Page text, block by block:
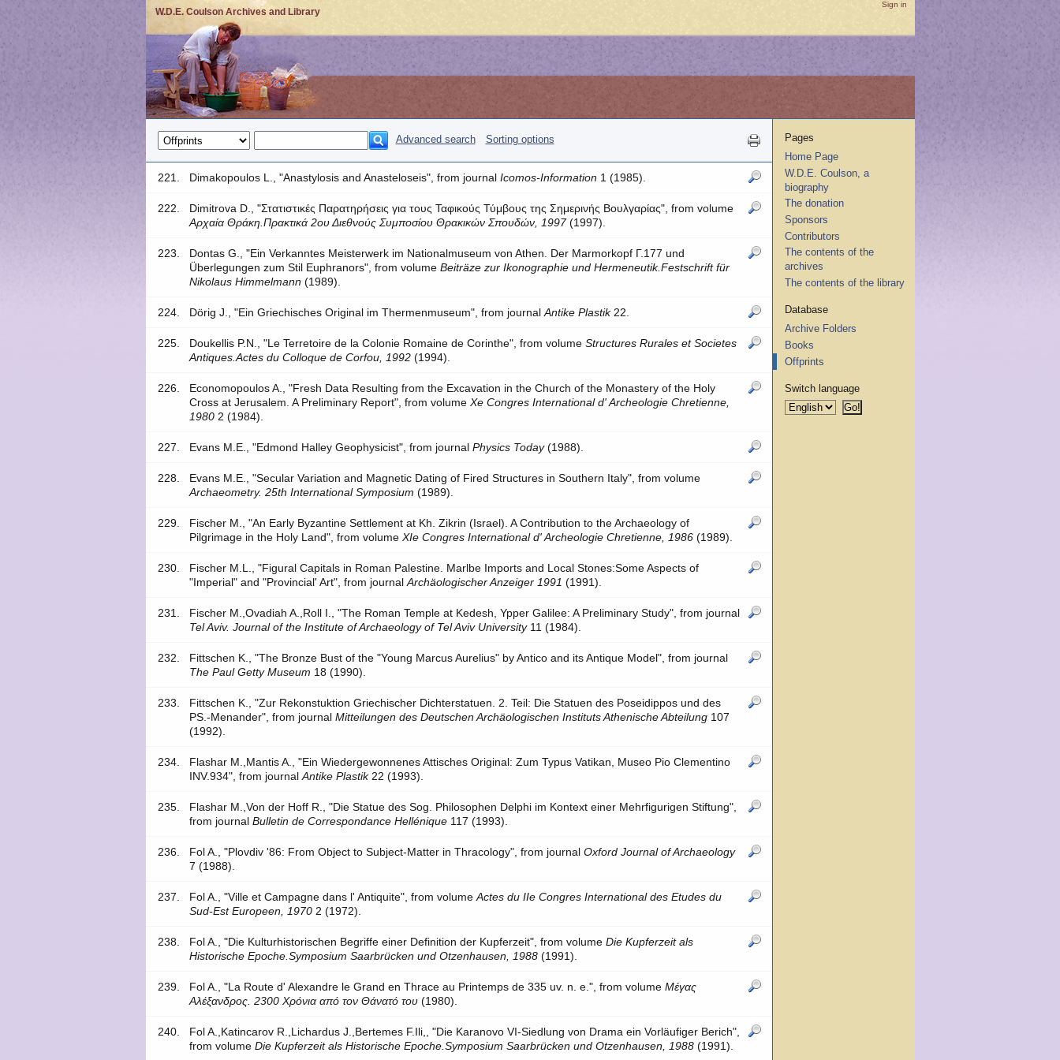
W.D.E. Coulson Archives and Library
Sign in
Advanced search Sorting options
221. Dimakopoulos L., "Anastylosis and Anasteloseis", from journalIcomos-Information 1 (1985).
222.
Dimitrova D., "Στατιστικές Παρατηρήσεις για τους Ταφικούς Τύμβους της Σημερινής Βουλγαρίας", from volume
Αρχαία Θράκη.Πρακτικά 2ου Διεθνούς Συμποσίου Θρακικών Σπουδών, 1997(1997).
223.
Dontas G., "Ein Verkanntes Meisterwerk im Nationalmuseum von Athen. Der Marmorkopf Γ.177 und
Überlegungen zum Stil Euphranors", from volumeBeiträze zur Ikonographie und Hermeneutik.Festschrift für
Nikolaus Himmelmann (1989).
224. Dörig J., "Ein Griechisches Original im Thermenmuseum", from journalAntike Plastik22.
225. Doukellis P.N., "Le Terretoire de la Colonie Romaine de Corinthe", from volumeStructures Rurales et Societes
Antiques.Actes du Colloque de Corfou, 1992 (1994).
226.
Economopoulos A., "Fresh Data Resulting from the Excavation in the Church of the Monastery of the Holy
Cross at Jerusalem. A Preliminary Report", from volumeXe Congres International d' Archeologie Chretienne,
1980 2 (1984).
227. Evans M.E., "Edmond Halley Geophysicist", from journalPhysics Today(1988).
228.
Evans M.E., "Secular Variation and Magnetic Dating of Fired Structures in Southern Italy", from volume
Archaeometry. 25th International Symposium (1989).
229.
Fischer M., "An Early Byzantine Settlement at Kh. Zikrin (Israel). A Contribution to the Archaeology of
Pilgrimage in the Holy Land", from volumeXIe Congres International d' Archeologie Chretienne, 1986 (1989).
230.
Fischer M.L., "Figural Capitals in Roman Palestine. Marlbe Imports and Local Stones:Some Aspects of
"Imperial" and "Provincial' Art", from journalArchäologischer Anzeiger 1991 (1991).
231.
Fischer M.,Ovadiah A.,Roll I., "The Roman Temple at Kedesh, Ypper Galilee: A Preliminary Study", from journal
Tel Aviv. Journal of the Institute of Archaeology of Tel Aviv University11 (1984).
232.
Fittschen K., "The Bronze Bust of the "Young Marcus Aurelius" by Antico and its Antique Model", from journal
The Paul Getty Museum 18 (1990).
233.
Fittschen K., "Zur Rekonstuktion Griechischer Dichterstatuen. 2. Teil: Die Statuen des Poseidippos und des
PS.-Menander", from journalMitteilungen des Deutschen Archäologischen Instituts Athenische Abteilung 107
(1992).
234.
Flashar M.,Mantis A., "Ein Wiedergewonnenes Attisches Original: Zum Typus Vatikan, Museo Pio Clementino
INV.934", from journalAntike Plastik22 (1993).
235.
Flashar M.,Von der Hoff R., "Die Statue des Sog. Philosophen Delphi im Kontext einer Mehrfigurigen Stiftung",
from journalBulletin de Correspondance Hellénique 117 (1993).
236. Fol A., "Plovdiv '86: From Object to Subject-Matter in Thracology", from journalOxford Journal of Archaeology
7 (1988).
237. Fol A., "Ville et Campagne dans l' Antiquite", from volumeActes du IIe Congres International des Etudes du
Sud-Est Europeen, 1970 2 (1972).
238. Fol A., "Die Kulturhistorischen Begriffe einer Definition der Kupferzeit", from volumeDie Kupferzeit als
Historische Epoche.Symposium Saarbrücken und Otzenhausen, 1988 (1991).
239. Fol A., "La Route d' Alexandre le Grand en Thrace au Printemps de 335 uv. n. e.", from volumeΜέγας
Αλέξανδρος. 2300 Χρόνια από τον Θάνατό του (1980).
240.
Fol A.,Katincarov R.,Lichardus J.,Bertemes F.Ili,, "Die Karanovo VI-Siedlung von Drama ein Vorläufiger Berich",
from volumeDie Kupferzeit als Historische Epoche.Symposium Saarbrücken und Otzenhausen, 1988 (1991).
Pages
Home Page
W.D.E. Coulson, a
biography
The donation
Sponsors
Contributors
The contents of the
archives
The contents of the library
Database
Archive Folders
Books
Offprints
Switch language